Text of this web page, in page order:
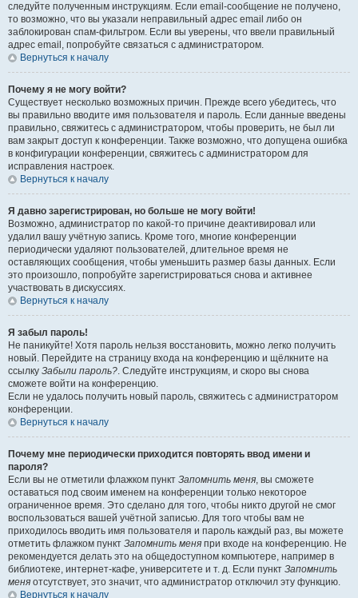
следуйте полученным инструкциям. Если email-сообщение не получено,
то возможно, что вы указали неправильный адрес email либо он
заблокирован спам-фильтром. Если вы уверены, что ввели правильный
адрес email, попробуйте связаться с администратором.
Вернуться к началу
Почему я не могу войти?
Существует несколько возможных причин. Прежде всего убедитесь, что
вы правильно вводите имя пользователя и пароль. Если данные введены
правильно, свяжитесь с администратором, чтобы проверить, не был ли
вам закрыт доступ к конференции. Также возможно, что допущена ошибка
в конфигурации конференции, свяжитесь с администратором для
исправления настроек.
Вернуться к началу
Я давно зарегистрирован, но больше не могу войти!
Возможно, администратор по какой-то причине деактивировал или
удалил вашу учётную запись. Кроме того, многие конференции
периодически удаляют пользователей, длительное время не
оставляющих сообщения, чтобы уменьшить размер базы данных. Если
это произошло, попробуйте зарегистрироваться снова и активнее
участвовать в дискуссиях.
Вернуться к началу
Я забыл пароль!
Не паникуйте! Хотя пароль нельзя восстановить, можно легко получить
новый. Перейдите на страницу входа на конференцию и щёлкните на
ссылку Забыли пароль?. Следуйте инструкциям, и скоро вы снова
сможете войти на конференцию.
Если не удалось получить новый пароль, свяжитесь с администратором
конференции.
Вернуться к началу
Почему мне периодически приходится повторять ввод имени и
пароля?
Если вы не отметили флажком пункт Запомнить меня, вы сможете
оставаться под своим именем на конференции только некоторое
ограниченное время. Это сделано для того, чтобы никто другой не смог
воспользоваться вашей учётной записью. Для того чтобы вам не
приходилось вводить имя пользователя и пароль каждый раз, вы можете
отметить флажком пункт Запомнить меня при входе на конференцию. Не
рекомендуется делать это на общедоступном компьютере, например в
библиотеке, интернет-кафе, университете и т. д. Если пункт Запомнить
меня отсутствует, это значит, что администратор отключил эту функцию.
Вернуться к началу